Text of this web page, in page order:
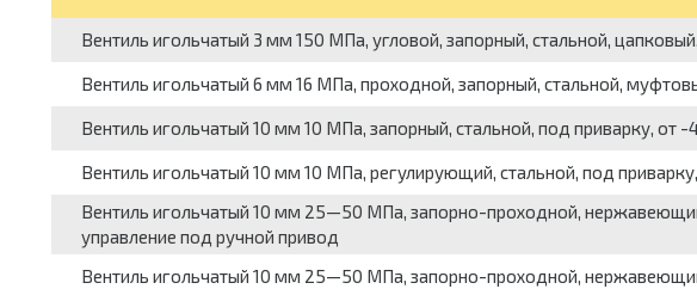
Вентиль игольчатый 3 мм 150 МПа, угловой, запорный, стальной,
Вентиль игольчатый 6 мм 16 МПа, проходной, запорный, стальной,
Вентиль игольчатый 10 мм 10 МПа, запорный, стальной, под приварку, от
Вентиль игольчатый 10 мм 10 МПа, регулирующий, стальной, под
Вентиль игольчатый 10 мм 25—50 МПа, запорно-проходной,
управление под ручной привод
Вентиль игольчатый 10 мм 25—50 МПа, запорно-проходной,